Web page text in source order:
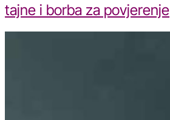
tajne i borba za povjerenje